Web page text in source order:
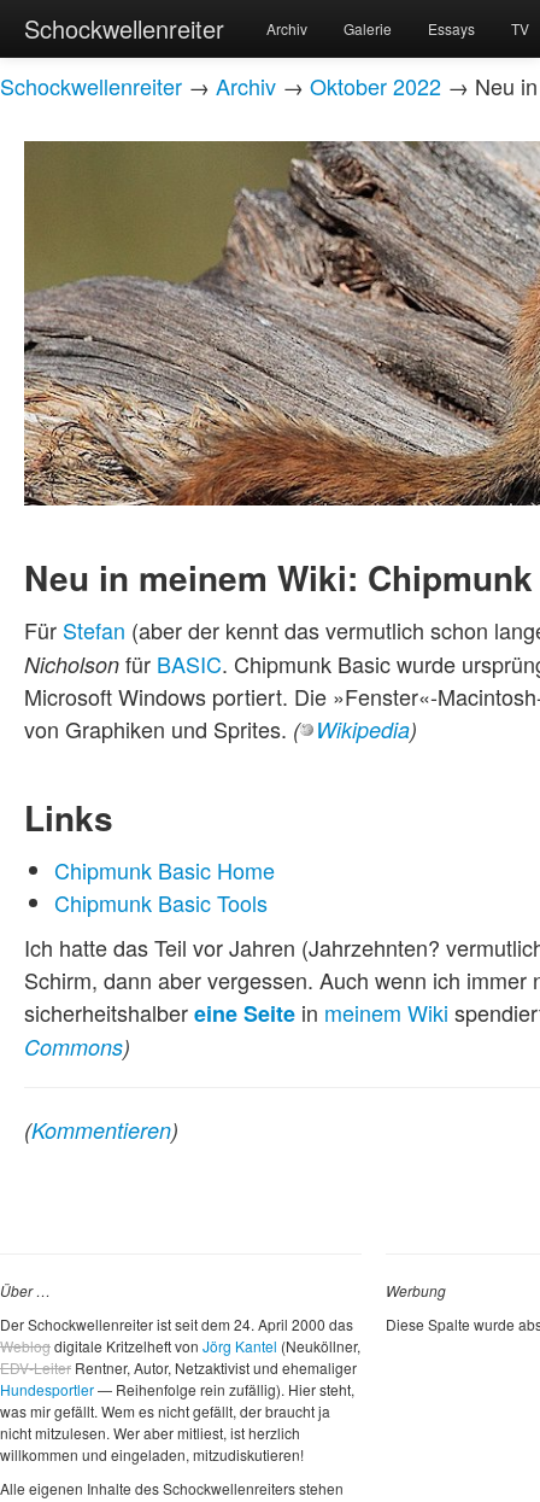
Schockwellenreiter Archiv Galerie Essays TV
Schockwellenreiter → Archiv → Oktober 2022 → Neu in
Neu in meinem Wiki:
Für Stefan (aber der kennt das vermutlich schon
Nicholson für BASIC. Chipmunk Basic wurde
Microsoft Windows portiert. Die »Fenster«-
von Graphiken und Sprites. ( Wikipedia)
Links
Chipmunk Basic Home
Chipmunk Basic Tools
Ich hatte das Teil vor Jahren (Jahrzehnten?
Schirm, dann aber vergessen. Auch wenn ich
sicherheitshalbereine Seite in meinem Wiki
Commons)
(Kommentieren)
Über …
Der Schockwellenreiter ist seit dem 24. April 2000 das
Weblogdigitale Kritzelheft von Jörg Kantel (Neuköllner,
EDV-Leiter Rentner, Autor, Netzaktivist und ehemaliger
Hundesportler— Reihenfolge rein zufällig). Hier steht,
was mir gefällt. Wem es nicht gefällt, der braucht ja
nicht mitzulesen. Wer aber mitliest, ist herzlich
willkommen und eingeladen, mitzudiskutieren!
Alle eigenen Inhalte des Schockwellenreiters stehen
Werbung
Diese Spalte wurde